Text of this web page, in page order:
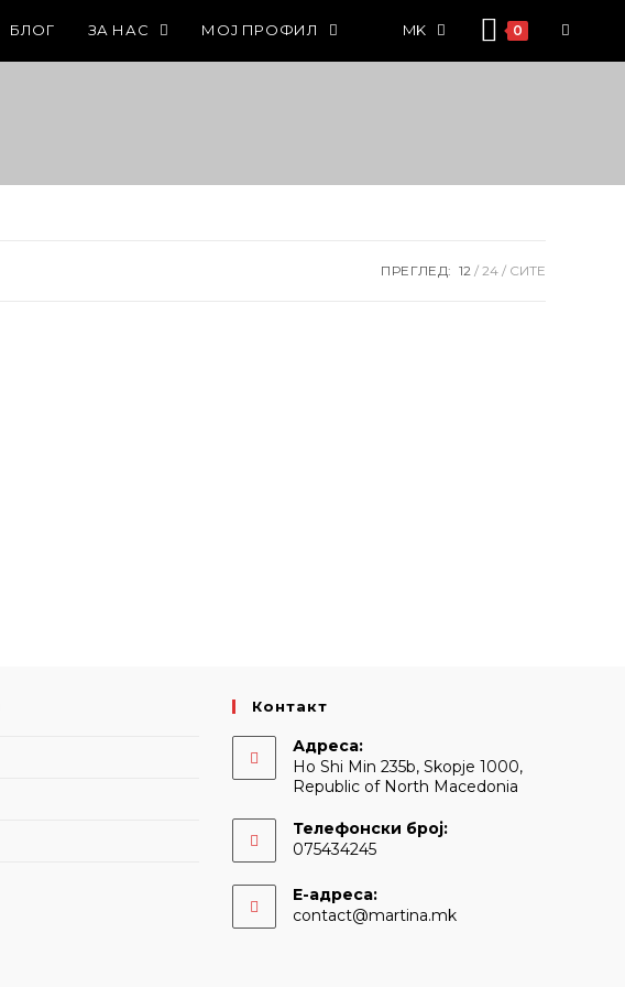
БЛОГ ЗА НАС МОЈ ПРОФИЛ MK 0
ПРЕГЛЕД: 12 24 СИТЕ
Контакт
Адреса:
Ho Shi Min 235b, Skopje 1000,
Republic of North Macedonia
Телефонски број:
075434245
Е-адреса:
contact@martina.mkOpens